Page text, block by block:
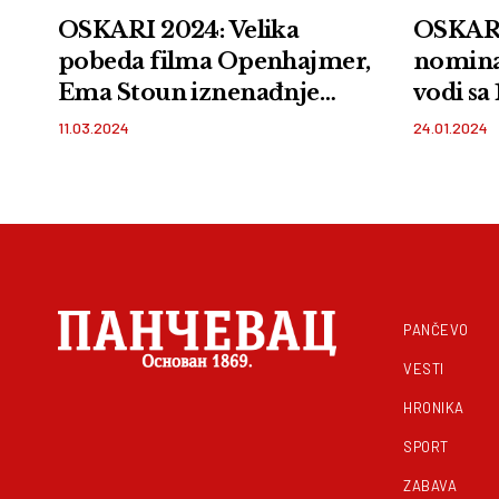
OSKARI 2024: Velika
pobeda filma Openhajmer,
Ema Stoun iznenađnje
večeri
11.03.2024
vodi sa
samo
24.01.2024
PANČEVO
VESTI
HRONIKA
SPORT
ZABAVA